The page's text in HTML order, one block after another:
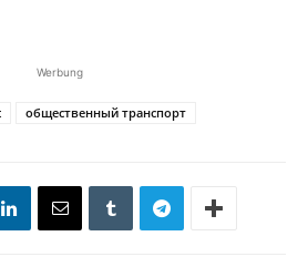
Werbung
общественный транспорт